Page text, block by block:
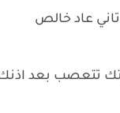
عاد خالص
تتعصب بعد